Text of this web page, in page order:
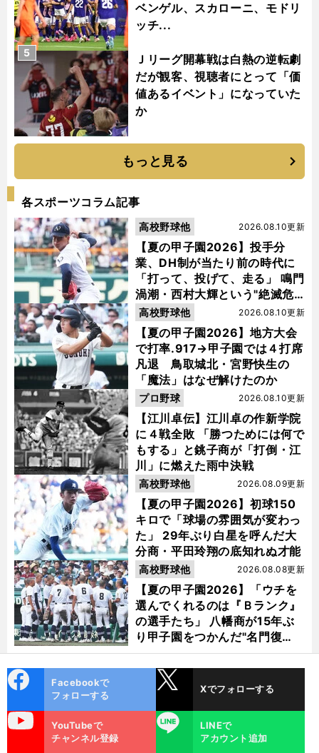
ベンゲル、スカローニ、モドリ
ッチ...
Ｊリーグ開幕戦は白熱の逆転劇
だが観客、視聴者にとって「価
値あるイベント」になっていた
か
5
もっと見る
各スポーツコラム記事
【夏の甲子園2026】投手分
業、DH制が当たり前の時代に
「打って、投げて、走る」 鳴門
渦潮・西村大輝という"絶滅危
惧種"
2026.08.10更新
高校野球他
【夏の甲子園2026】地方大会
で打率.917→甲子園では４打席
凡退 鳥取城北・宮野快生の
「魔法」はなぜ解けたのか
2026.08.10更新
高校野球他
【江川卓伝】江川卓の作新学院
に４戦全敗 「勝つためには何で
もする」と銚子商が「打倒・江
川」に燃えた雨中決戦
2026.08.10更新
プロ野球
【夏の甲子園2026】初球150
キロで「球場の雰囲気が変わっ
た」 29年ぶり白星を呼んだ大
分商・平田玲翔の底知れぬ才能
2026.08.09更新
高校野球他
【夏の甲子園2026】「ウチを
選んでくれるのは『Ｂランク』
の選手たち」 八幡商が15年ぶ
り甲子園をつかんだ"名門復
活"の舞台裏
2026.08.08更新
高校野球他
ok
Facebookで
フォローする
Xでフォローする
YouTubeで
チャンネル登録
LINE
LINEで
アカウント追加